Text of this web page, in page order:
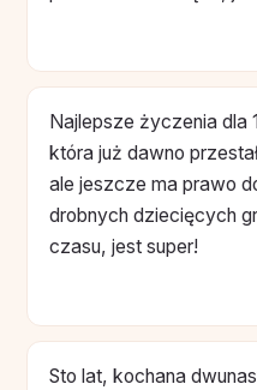
Najlepsze życzenia dla
która już dawno
ale jeszcze ma prawo
drobnych dziecięcych
czasu, jest super!
Sto lat, kochana